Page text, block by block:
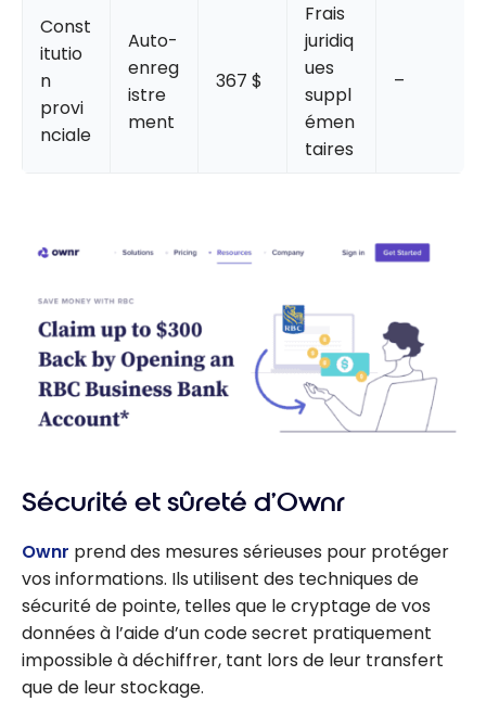
Const
itutio
n
provi
nciale
Auto-
enreg
istre
ment
367 $
Frais
juridiq
ues
suppl
émen
taires
–
Sécurité et sûreté d’Ownr
Ownr prend des mesures sérieuses pour protéger
vos informations. Ils utilisent des techniques de
sécurité de pointe, telles que le cryptage de vos
données à l’aide d’un code secret pratiquement
impossible à déchiffrer, tant lors de leur transfert
que de leur stockage.